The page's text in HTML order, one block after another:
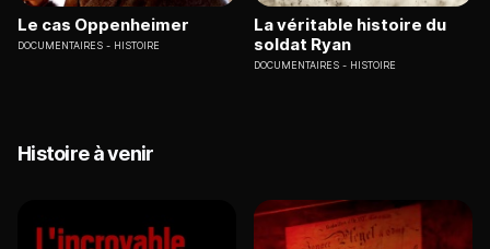
Le cas Oppenheimer
DOCUMENTAIRES HISTOIRE
La véritable histoire du
soldat Ryan
DOCUMENTAIRES HISTOIRE
Histoire à venir